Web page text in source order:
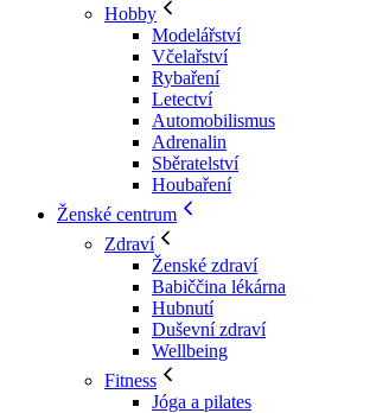
Hobby
Modelářství
Včelařství
Rybaření
Letectví
Automobilismus
Adrenalin
Sběratelství
Houbaření
Ženské centrum
Zdraví
Ženské zdraví
Babiččina lékárna
Hubnutí
Duševní zdraví
Wellbeing
Fitness
Jóga a pilates